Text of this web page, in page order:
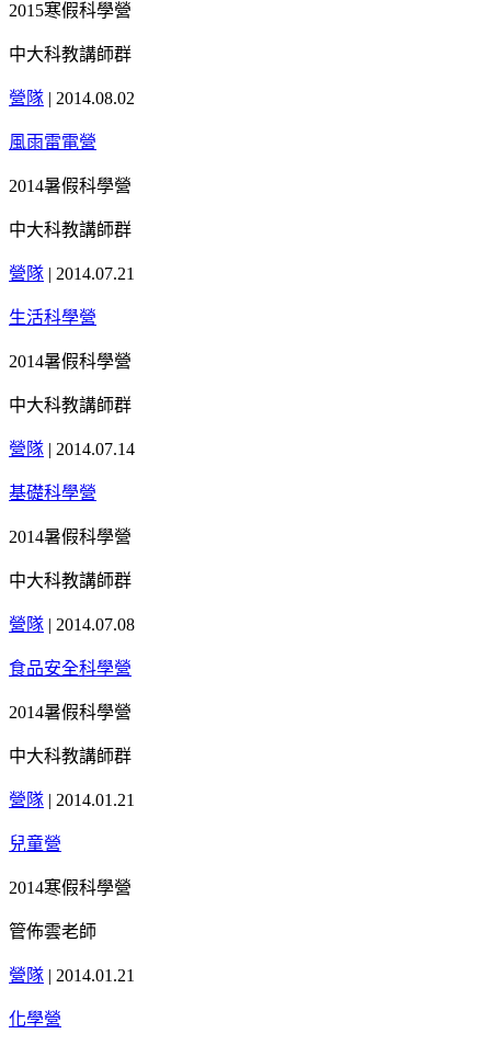
2015寒假科學營
中大科教講師群
營隊 | 2014.08.02
風雨雷電營
2014暑假科學營
中大科教講師群
營隊 | 2014.07.21
生活科學營
2014暑假科學營
中大科教講師群
營隊 | 2014.07.14
基礎科學營
2014暑假科學營
中大科教講師群
營隊 | 2014.07.08
食品安全科學營
2014暑假科學營
中大科教講師群
營隊 | 2014.01.21
兒童營
2014寒假科學營
管佈雲老師
營隊 | 2014.01.21
化學營